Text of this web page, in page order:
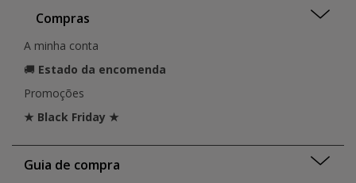
Santarém
São João da Madeira
Setúbal
Sintra
Torres Vedras
Viana do Castelo
Vila Franca de Xira
Leiria
Lisboa
Lisboa
Lisboa
Loulé
Loures
Matosinhos
Montijo
Porto
Compras
A minha conta
🚚 Estado da encomenda
Promoções
★ Black Friday ★
Guia de compra